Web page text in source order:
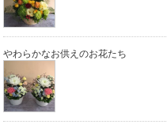
やわらかなお供えのお花たち